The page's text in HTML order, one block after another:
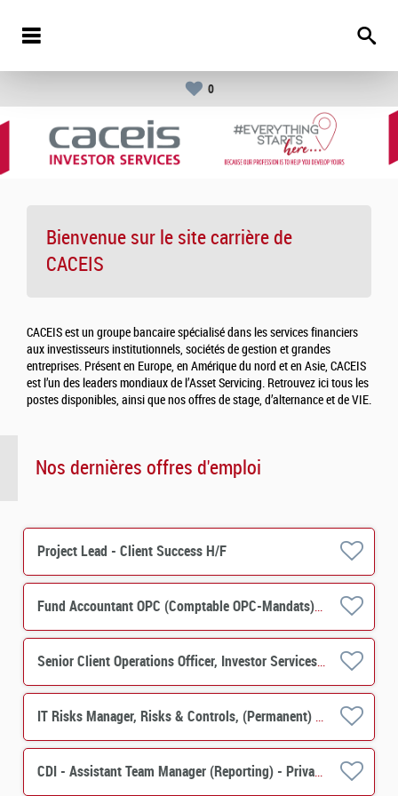
0
Bienvenue sur le site carrière de
CACEIS
CACEIS est un groupe bancaire spécialisé dans les services financiers
aux investisseurs institutionnels, sociétés de gestion et grandes
entreprises. Présent en Europe, en Amérique du nord et en Asie, CACEIS
est l’un des leaders mondiaux de l’Asset Servicing. Retrouvez ici tous les
postes disponibles, ainsi que nos offres de stage, d’alternance et de VIE.
Nos dernières offres d'emploi
Project Lead - Client Success H/F
Fund Accountant OPC (Comptable OPC-Mandats) H/F
Senior Client Operations Officer, Investor Services, PERES Operations M/F
IT Risks Manager, Risks & Controls, (Permanent) M/F
CDI - Assistant Team Manager (Reporting) - Private Equity, Real Estate Solutions H/F